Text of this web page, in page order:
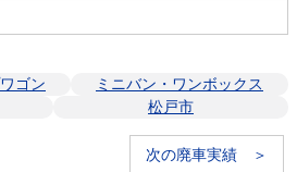
ゴン
ミニバン・ワンボックス
松戸市
次の廃車実績 ＞